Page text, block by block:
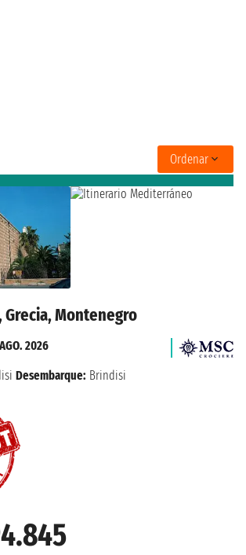
Ordenar
Grecia, Montenegro
2026
Desembarque: Brindisi